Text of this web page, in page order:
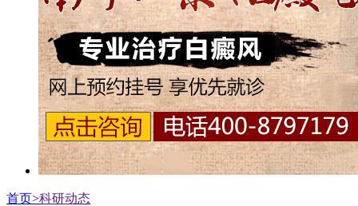
首页>科研动态